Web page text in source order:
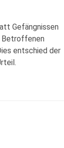
Gefängnissen
Betroffenen
entschied der